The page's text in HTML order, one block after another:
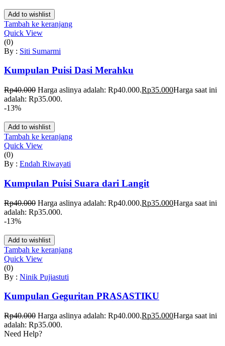
Add to wishlist
Tambah ke keranjang
Quick View
(0)
By : Siti Sumarmi
Kumpulan Puisi Dasi Merahku
Rp40.000 Harga aslinya adalah: Rp40.000.Rp35.000Harga saat ini
adalah: Rp35.000.
-13%
Add to wishlist
Tambah ke keranjang
Quick View
(0)
By : Endah Riwayati
Kumpulan Puisi Suara dari Langit
Rp40.000 Harga aslinya adalah: Rp40.000.Rp35.000Harga saat ini
adalah: Rp35.000.
-13%
Add to wishlist
Tambah ke keranjang
Quick View
(0)
By : Ninik Pujiastuti
Kumpulan Geguritan PRASASTIKU
Rp40.000 Harga aslinya adalah: Rp40.000.Rp35.000Harga saat ini
adalah: Rp35.000.
Need Help?